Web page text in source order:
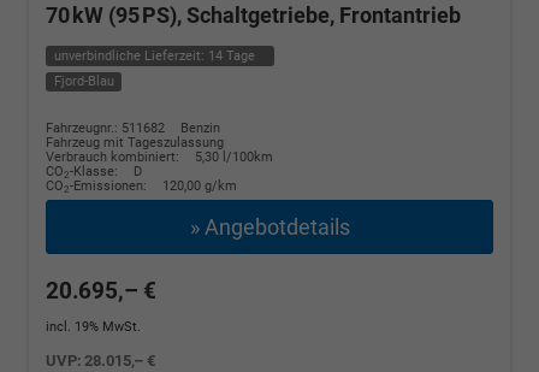
70 kW (95 PS), Schaltgetriebe, Frontantrieb
unverbindliche Lieferzeit: 14 Tage
Fjord-Blau
Fahrzeugnr.: 511682
Benzin
Fahrzeug mit Tageszulassung
Verbrauch kombiniert:
5,30 l/100km
CO2-Klasse:
D
CO2-Emissionen: 120,00 g/km
» Angebotdetails
20.695,– €
incl. 19% MwSt.
UVP:28.015,– €